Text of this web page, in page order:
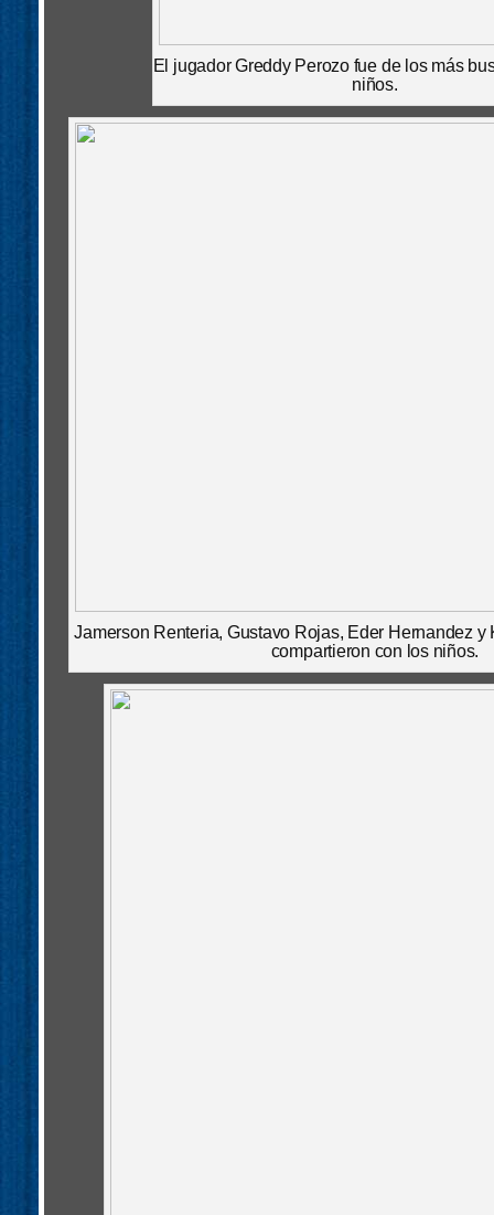
El jugador Greddy Perozo fue de los más
niños.
Jamerson Renteria, Gustavo Rojas, Eder Hernandez
compartieron con los niños.